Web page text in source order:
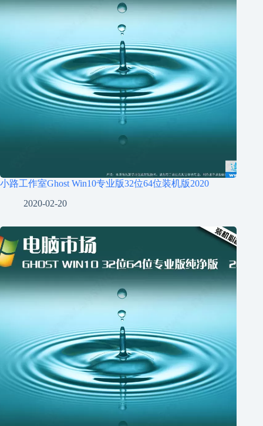
小路工作室Ghost Win10专业版32位64位装机版2020
2020-02-20